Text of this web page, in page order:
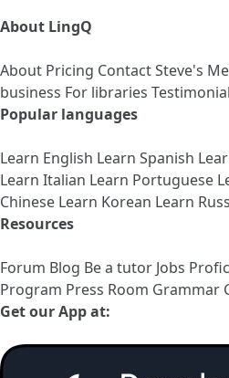
About LingQ
About Pricing ContactSteve's
business For libraries
Popular languages
Learn English Learn Spanish
Learn Italian Learn Portuguese
Chinese Learn Korean Learn
Resources
Forum Blog Be a tutor Jobs
Program Press Room Grammar
Get our App at: